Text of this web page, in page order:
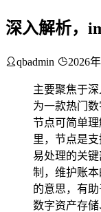
深入解析，
qbadmin 2026
主要聚焦于
为一款热门
节点可简单
里，节点是
易处理的关
制，维护账
的意思，有
数字资产存